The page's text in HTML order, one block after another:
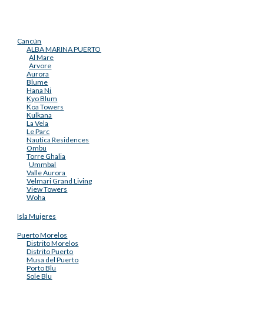
Cancún
ALBA MARINA PUERTO
Al Mare
Arvore
Aurora
Blume
Hana Ni
Kyo Blum
Koa Towers
Kulkana
La Vela
Le Parc
Nautica Residences
Ombu
Torre Ghalia
Ummbal
Valle Aurora
Velmari Grand Living
View Towers
Woha
Isla Mujeres
Puerto Morelos
Distrito Morelos
Distrito Puerto
Musa del Puerto
Porto Blu
Sole Blu